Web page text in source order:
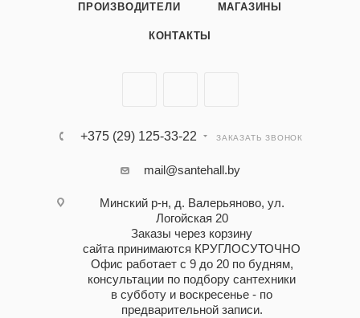
ПРОИЗВОДИТЕЛИ МАГАЗИНЫ
КОНТАКТЫ
+375 (29) 125-33-22 ЗАКАЗАТЬ ЗВОНОК
mail@santehall.by
Минский р-н, д. Валерьяново, ул.
Логойская 20
Заказы через корзину
сайта принимаются КРУГЛОСУТОЧНО
Офис работает с 9 до 20 по будням,
консультации по подбору сантехники
в субботу и воскресенье - по
предварительной записи.